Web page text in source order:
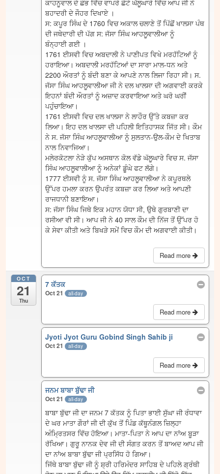
ਕਾਹਨੂਵਾਲ ਦੇ ਛੰਭ ਵਿੱਚ ਵਾਪਰੇ ਛੋਟੇ ਘੱਲੂਘਾਰੇ ਵਿੱਚ ਆਪ ਜੀ ਨੇ
ਬਹਾਦਰੀ ਦੇ ਜੌਹਰ ਦਿਖਾਏ ।
ਸ: ਕਪੂਰ ਸਿੰਘ ਦੇ 1760 ਵਿਚ ਅਕਾਲ ਚਲਾਣੇ ਤੋਂ ਪਿੱਛੋਂ ਖਾਲਸਾ ਪੰਥ
ਦੀ ਜਥੇਦਾਰੀ ਦੀ ਪੱਗ ਸ: ਜੱਸਾ ਸਿੰਘ ਆਹਲੂਵਾਲੀਆ ਨੂੰ
ਬੰਨ੍ਹਾਈ ਗਈ ।
1761 ਈਸਵੀ ਵਿਚ ਅਬਦਾਲੀ ਨੇ ਪਾਣੀਪਤ ਵਿਖੇ ਮਰਹੱਟਿਆਂ ਨੂੰ
ਹਰਾਇਆ। ਅਬਦਾਲੀ ਮਰਹੱਟਿਆਂ ਦਾ ਸਾਰਾ ਮਾਲ-ਧਨ ਅਤੇ
2200 ਔਰਤਾਂ ਨੂੰ ਬੰਦੀ ਬਣਾ ਕੇ ਆਪਣੇ ਨਾਲ ਲਿਜਾ ਰਿਹਾ ਸੀ। ਸ.
ਜੱਸਾ ਸਿੰਘ ਆਹਲੂਵਾਲੀਆ ਜੀ ਨੇ ਦਲ ਖਾਲਸਾ ਦੀ ਅਗਵਾਈ ਕਰਕੇ
ਇਹਨਾਂ ਬੰਦੀ ਔਰਤਾਂ ਨੂੰ ਅਜ਼ਾਦ ਕਰਵਾਇਆ ਅਤੇ ਘਰੋ ਘਰੀਂ
ਪਹੁੰਚਾਇਆ।
1761 ਈਸਵੀ ਵਿਚ ਦਲ ਖਾਲਸਾ ਨੇ ਲਾਹੌਰ ਉੱਤੇ ਕਬਜ਼ਾ ਕਰ
ਲਿਆ। ਇਹ ਦਲ ਖਾਲਸਾ ਦੀ ਪਹਿਲੀ ਇਤਿਹਾਸਕ ਜਿੱਤ ਸੀ। ਕੌਮ
ਨੇ ਸ. ਜੱਸਾ ਸਿੰਘ ਆਹਲੂਵਾਲੀਆ ਨੂੰ ਸੁਲਤਾਨ-ਉਲ-ਕੌਮ ਦੇ ਖਿਤਾਬ
ਨਾਲ ਨਿਵਾਜਿਆ।
ਮਲੇਰਕੋਟਲਾ ਨੇੜੇ ਕੁੱਪ ਅਸਥਾਨ ਕੋਲ ਵੱਡੇ ਘੱਲੂਘਾਰੇ ਵਿਚ ਸ. ਜੱਸਾ
ਸਿੰਘ ਆਹਲੂਵਾਲੀਆ ਨੂੰ ਅਨੇਕਾਂ ਡੂੰਘੇ ਫਟ ਲੱਗੇ।
1777 ਈਸਵੀ ਨੂੰ ਸ. ਜੱਸਾ ਸਿੰਘ ਆਹਲੂਵਾਲੀਆ ਨੇ ਕਪੂਰਥਲੇ
ਉੱਪਰ ਹਮਲਾ ਕਰਨ ਉਪਰੰਤ ਕਬਜ਼ਾ ਕਰ ਲਿਆ ਅਤੇ ਆਪਣੀ
ਰਾਜਧਾਨੀ ਬਣਾਇਆ।
ਸ: ਜੱਸਾ ਸਿੰਘ ਜਿਥੇ ਇਕ ਮਹਾਨ ਯੋਧਾ ਸੀ, ਉਥੇ ਗੁਰਬਾਣੀ ਦਾ
ਰਸੀਆ ਵੀ ਸੀ। ਆਪ ਜੀ ਨੇ 40 ਸਾਲ ਕੌਮ ਦੀ ਨਿੱਜ ਤੋਂ ਉੱਪਰ ਹੋ
ਕੇ ਸੇਵਾ ਕੀਤੀ ਅਤੇ ਬਿਖੜੇ ਸਮੇਂ ਵਿਚ ਕੌਮ ਦੀ ਅਗਵਾਈ ਕੀਤੀ।
Read more
OCT
21
Thu
7 ਕੱਤਕ
Oct 21 all-day
Read more
Jyoti Jyot Guru Gobind Singh Sahib ji
Oct 21 all-day
Read more
ਜਨਮ ਬਾਬਾ ਬੁੱਢਾ ਜੀ
Oct 21 all-day
ਬਾਬਾ ਬੁੱਢਾ ਜੀ ਦਾ ਜਨਮ 7 ਕੱਤਕ ਨੂੰ ਪਿਤਾ ਭਾਈ ਸੁੱਘਾ ਜੀ ਰੰਧਾਵਾ
ਦੇ ਘਰ ਮਾਤਾ ਗੌਰਾਂ ਜੀ ਦੀ ਕੁੱਖ ਤੋਂ ਪਿੰਡ ਕੱਥੂਨੰਗਲ ਜ਼ਿਲ੍ਹਾ
ਅੰਮ੍ਰਿਤਸਰ ਵਿੱਚ ਹੋਇਆ। ਮਾਤਾ-ਪਿਤਾ ਨੇ ਆਪ ਦਾ ਨਾਂਅ ਬੂੜਾ
ਰੱਖਿਆ। ਗੁਰੂ ਨਾਨਕ ਦੇਵ ਜੀ ਦੀ ਸੰਗਤ ਕਰਨ ਤੋਂ ਬਾਅਦ ਆਪ ਜੀ
ਦਾ ਨਾਂਅ ਬਾਬਾ ਬੁੱਢਾ ਜੀ ਪ੍ਰਸਿੱਧ ਹੋ ਗਿਆ।
ਜਿੱਥੇ ਬਾਬਾ ਬੁੱਢਾ ਜੀ ਨੂੰ ਸ਼੍ਰੀ ਹਰਿਮੰਦਰ ਸਾਹਿਬ ਦੇ ਪਹਿਲੇ ਗ੍ਰੰਥੀ